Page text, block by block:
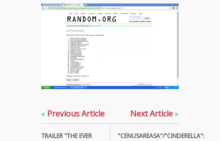
« Previous Article
TRAILER "THE EVER
Next Article»
"CENUSAREASA"/"CINDERELLA":